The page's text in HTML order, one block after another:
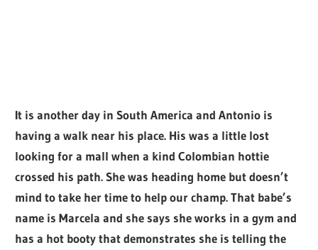
It is another day in South America and Antonio is
having a walk near his place. His was a little lost
looking for a mall when a kind Colombian hottie
crossed his path. She was heading home but doesn’t
mind to take her time to help our champ. That babe’s
name is Marcela and she says she works in a gym and
has a hot booty that demonstrates she is telling the